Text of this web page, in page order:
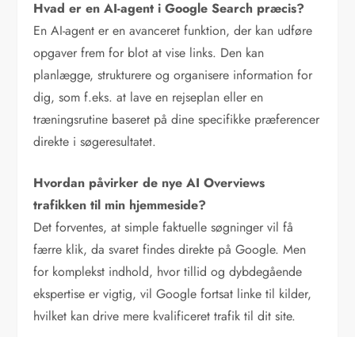
Hvad er en AI-agent i Google Search præcis?
En AI-agent er en avanceret funktion, der kan udføre
opgaver frem for blot at vise links. Den kan
planlægge, strukturere og organisere information for
dig, som f.eks. at lave en rejseplan eller en
træningsrutine baseret på dine specifikke præferencer
direkte i søgeresultatet.
Hvordan påvirker de nye AI Overviews
trafikken til min hjemmeside?
Det forventes, at simple faktuelle søgninger vil få
færre klik, da svaret findes direkte på Google. Men
for komplekst indhold, hvor tillid og dybdegående
ekspertise er vigtig, vil Google fortsat linke til kilder,
hvilket kan drive mere kvalificeret trafik til dit site.